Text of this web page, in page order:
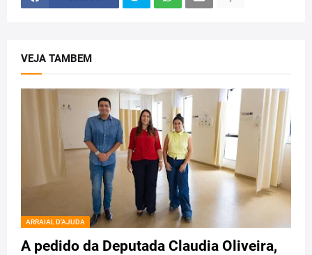
VEJA TAMBEM
ARRAIAL D'AJUDA
A pedido da Deputada Claudia Oliveira,